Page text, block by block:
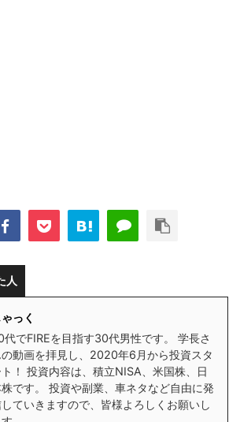
人
ゃっく
代でFIREを目指す30代男性です。 学長さ
の動画を拝見し、2020年6月から投資スタ
ト！ 投資内容は、積立NISA、米国株、日
です。 投資や副業、車ネタなど自由に発
ていきますので、皆様よろしくお願いし